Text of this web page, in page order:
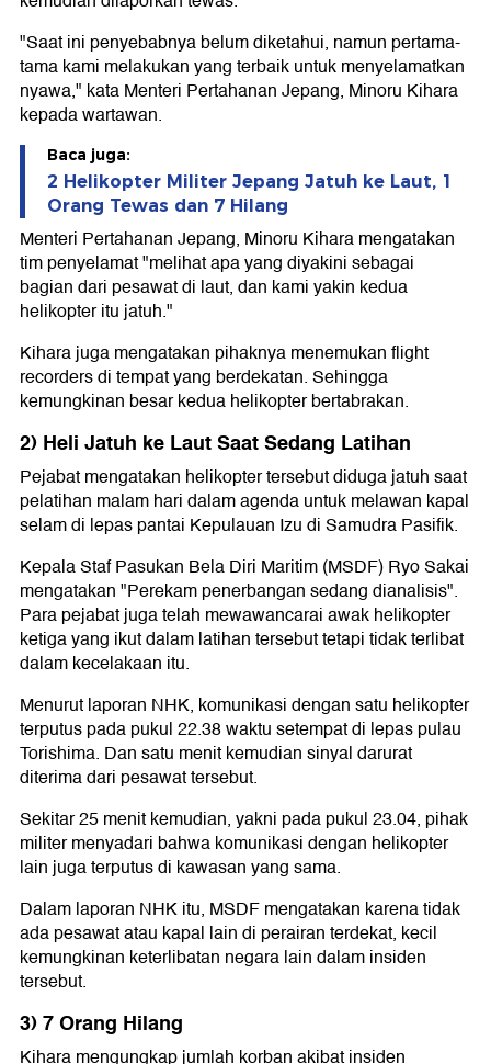
"Saat ini penyebabnya belum diketahui, namun pertama-
tama kami melakukan yang terbaik untuk menyelamatkan
nyawa," kata Menteri Pertahanan Jepang, Minoru Kihara
kepada wartawan.
Baca juga:
2 Helikopter Militer Jepang Jatuh ke Laut, 1
Orang Tewas dan 7 Hilang
Menteri Pertahanan Jepang, Minoru Kihara mengatakan
tim penyelamat "melihat apa yang diyakini sebagai
bagian dari pesawat di laut, dan kami yakin kedua
helikopter itu jatuh."
Kihara juga mengatakan pihaknya menemukan flight
recorders di tempat yang berdekatan. Sehingga
kemungkinan besar kedua helikopter bertabrakan.
2) Heli Jatuh ke Laut Saat Sedang Latihan
Pejabat mengatakan helikopter tersebut diduga jatuh saat
pelatihan malam hari dalam agenda untuk melawan kapal
selam di lepas pantai Kepulauan Izu di Samudra Pasifik.
Kepala Staf Pasukan Bela Diri Maritim (MSDF) Ryo Sakai
mengatakan "Perekam penerbangan sedang dianalisis".
Para pejabat juga telah mewawancarai awak helikopter
ketiga yang ikut dalam latihan tersebut tetapi tidak terlibat
dalam kecelakaan itu.
Menurut laporan NHK, komunikasi dengan satu helikopter
terputus pada pukul 22.38 waktu setempat di lepas pulau
Torishima. Dan satu menit kemudian sinyal darurat
diterima dari pesawat tersebut.
Sekitar 25 menit kemudian, yakni pada pukul 23.04, pihak
militer menyadari bahwa komunikasi dengan helikopter
lain juga terputus di kawasan yang sama.
Dalam laporan NHK itu, MSDF mengatakan karena tidak
ada pesawat atau kapal lain di perairan terdekat, kecil
kemungkinan keterlibatan negara lain dalam insiden
tersebut.
3) 7 Orang Hilang
Kihara mengungkap jumlah korban akibat insiden